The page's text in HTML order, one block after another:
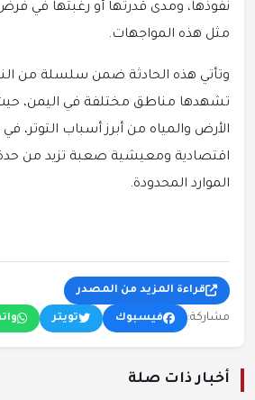
نفوذها، ومدى قدرتها أو رغبتها في
مثل هذه المواجهات.
وتأتي هذه الحادثة ضمن سلسلة من
تشهدها مناطق مختلفة في اليمن،
الأرض والمياه من أبرز أسباب
اقتصادية ومعيشية صعبة تزيد من
الموارد المحدودة.
قراءة المزيد من المصدر
مشاركة: فيسبوك تويتر
أخبار ذات صلة